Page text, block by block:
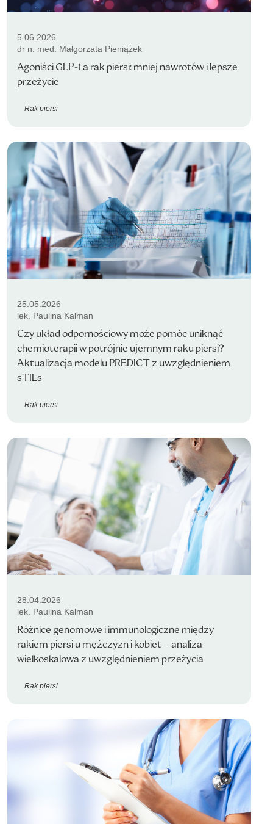
5.06.2026
dr n. med. Małgorzata Pieniążek
Agoniści GLP-1 a rak piersi: mniej nawrotów i lepsze
przeżycie
Rak piersi
25.05.2026
lek. Paulina Kalman
Czy układ odpornościowy może pomóc uniknąć
chemioterapii w potrójnie ujemnym raku piersi?
Aktualizacja modelu PREDICT z uwzględnieniem
sTILs
Rak piersi
28.04.2026
lek. Paulina Kalman
Różnice genomowe i immunologiczne między
rakiem piersi u mężczyzn i kobiet – analiza
wielkoskalowa z uwzględnieniem przeżycia
Rak piersi